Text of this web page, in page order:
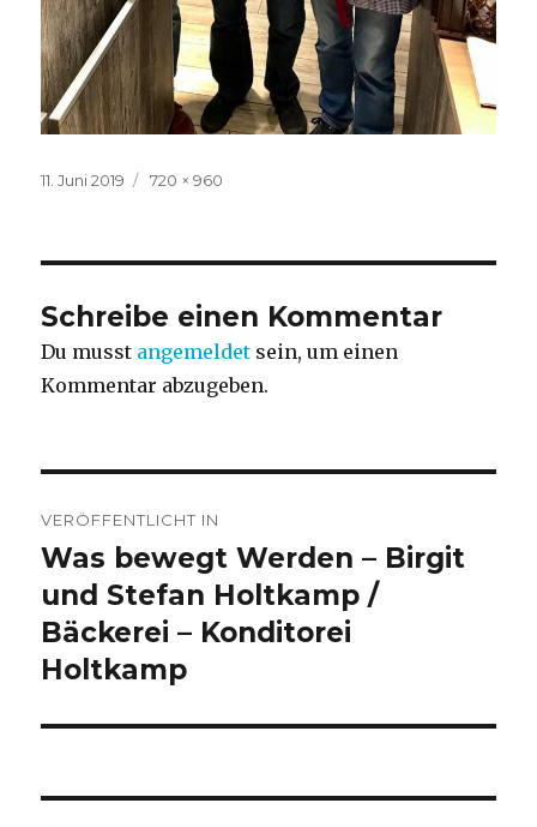
Veröffentlicht
11. Juni 2019
Volle
720 × 960
Schreibe einen Kommentar
Du musst angemeldet sein, um einen
Kommentar abzugeben.
VERÖFFENTLICHT IN
Was bewegt Werden – Birgit
und Stefan Holtkamp /
Bäckerei – Konditorei
Holtkamp